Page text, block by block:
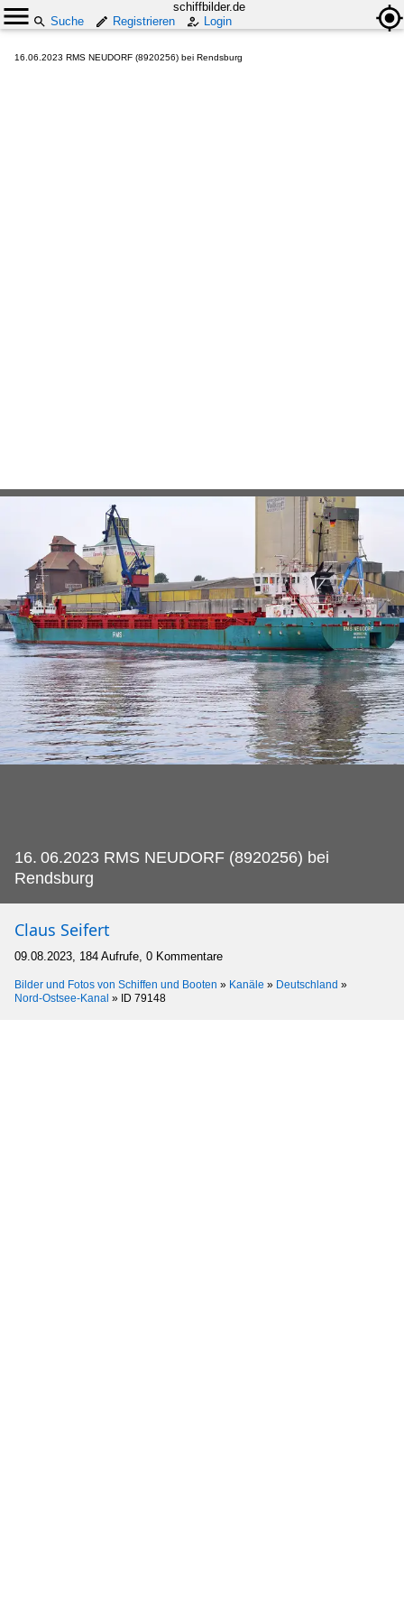
schiffbilder.de
Suche
Registrieren Login
16.06.2023 RMS NEUDORF (8920256) bei Rendsburg
16. 06.2023 RMS NEUDORF (8920256) bei
Rendsburg
Claus Seifert
09.08.2023, 184 Aufrufe, 0 Kommentare
Bilder und Fotos von Schiffen und Booten » Kanäle » Deutschland »
Nord-Ostsee-Kanal » ID 79148